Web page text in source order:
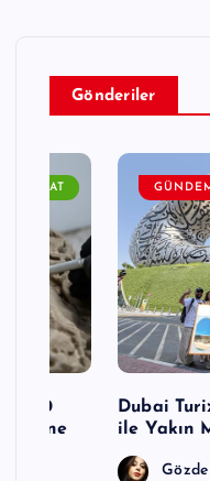
Gönderiler
SANAT
1.800
Yüzüne
Dubai
ile Yakın